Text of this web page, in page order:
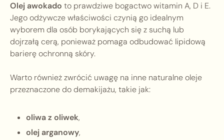
Olej awokado to prawdziwe bogactwo witamin A, D i E.
Jego odżywcze właściwości czynią go idealnym
wyborem dla osób borykających się z suchą lub
dojrzałą cerą, ponieważ pomaga odbudować lipidową
barierę ochronną skóry.
Warto również zwrócić uwagę na inne naturalne oleje
przeznaczone do demakijażu, takie jak:
oliwa z oliwek,
olej arganowy,